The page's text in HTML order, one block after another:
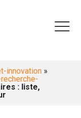
innovation »
: liste,